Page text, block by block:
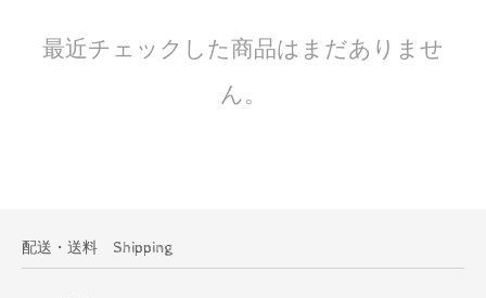
最近チェックした商品はまだありませ
ん。
配送・送料 Shipping